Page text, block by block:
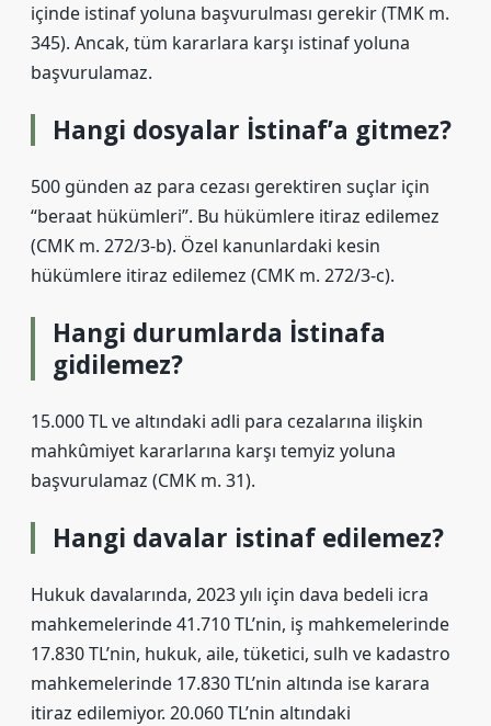
içinde istinaf yoluna başvurulması gerekir (TMK m.
345). Ancak, tüm kararlara karşı istinaf yoluna
başvurulamaz.
Hangi dosyalar İstinaf’a gitmez?
500 günden az para cezası gerektiren suçlar için
“beraat hükümleri”. Bu hükümlere itiraz edilemez
(CMK m. 272/3-b). Özel kanunlardaki kesin
hükümlere itiraz edilemez (CMK m. 272/3-c).
Hangi durumlarda İstinafa
gidilemez?
15.000 TL ve altındaki adli para cezalarına ilişkin
mahkûmiyet kararlarına karşı temyiz yoluna
başvurulamaz (CMK m. 31).
Hangi davalar istinaf edilemez?
Hukuk davalarında, 2023 yılı için dava bedeli icra
mahkemelerinde 41.710 TL’nin, iş mahkemelerinde
17.830 TL’nin, hukuk, aile, tüketici, sulh ve kadastro
mahkemelerinde 17.830 TL’nin altında ise karara
itiraz edilemiyor. 20.060 TL’nin altındaki